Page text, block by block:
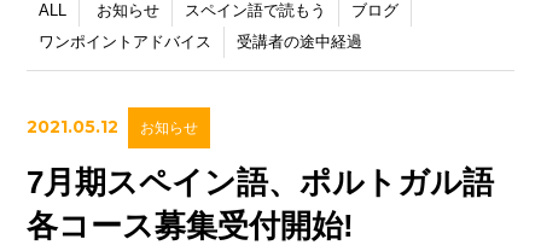
ALL お知らせ スペイン語で読もう
ブログ
ワンポイントアドバイス
受講者の途中経過
2021.05.12 お知らせ
7月期スペイン語、ポルトガル語
各コース募集受付開始!